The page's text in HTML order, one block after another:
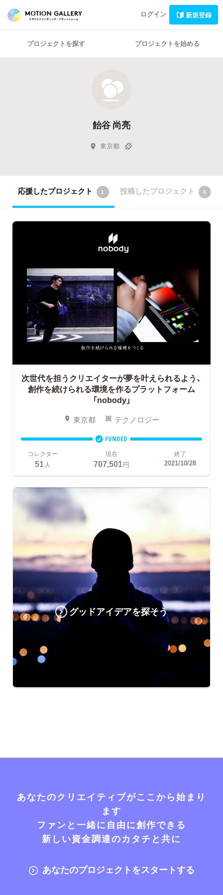
ログイン 新規登録
プロジェクトを探す プロジェクトを始める
飴谷 尚亮
東京都
応援したプロジェクト 1 投稿したプロジェクト 0
次世代を担うクリエイターが夢を叶えられるよう、
創作を続けられる環境を作るプラットフォーム
「nobody」
東京都 テクノロジー
FUNDED
コレクター
51 人
現在
707,501円
終了
2021/10/28
グッドアイデアを探そう
あなたのクリエイティブがここから始まり
ます
ファンと一緒に自由に創作できる
新しい資金調達のカタチと共に
あなたのプロジェクトをスタートする